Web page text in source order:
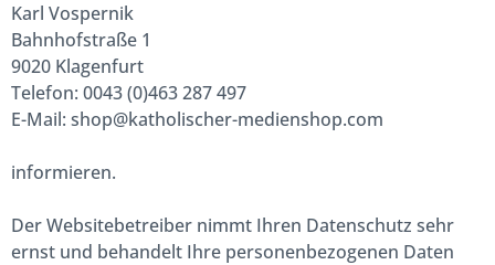
Karl Vospernik
Bahnhofstraße 1
9020 Klagenfurt
Telefon: 0043 (0)463 287 497
E-Mail: shop@katholischer-medienshop.com
informieren.
Der Websitebetreiber nimmt Ihren Datenschutz sehr
ernst und behandelt Ihre personenbezogenen Daten